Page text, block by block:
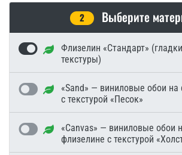
2 Выберите
Флизелин «Стандарт»
текстуры)
«Sand» — виниловые обои на
с текстурой «Песок»
«Canvas» — виниловые обои
флизелине с текстурой